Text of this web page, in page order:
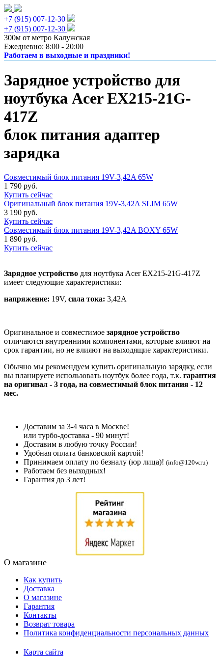
+7 (915) 007-12-30
+7 (915) 007-12-30
300м от метро Калужская
Ежедневно: 8:00 - 20:00
Работаем в выходные и праздники!
Зарядное устройство для
ноутбука Acer EX215-21G-
417Z
блок питания адаптер
зарядка
Совместимый блок питания 19V-3,42A 65W
1 790 руб.
Купить сейчас
Оригинальный блок питания 19V-3,42A SLIM 65W
3 190 руб.
Купить сейчас
Совместимый блок питания 19V-3,42A BOXY 65W
1 890 руб.
Купить сейчас
Зарядное устройство для ноутбука Acer EX215-21G-417Z
имеет следующие характеристики:
напряжение: 19V, сила тока: 3,42A
Оригинальное и совместимое зарядное устройство
отличаются внутренними компонентами, которые влияют на
срок гарантии, но не влияют на выходящие характеристики.
Обычно мы рекомендуем купить оригинальную зарядку, если
вы планируете использовать ноутбук более года, т.к. гарантия
на оригинал - 3 года, на совместимый блок питания - 12
мес.
Доставим за 3-4 часа в Москве!
или турбо-доставка - 90 минут!
Доставим в любую точку России!
Удобная оплата банковской картой!
Принимаем оплату по безналу (юр лица)! (info@120w.ru)
Работаем без выходных!
Гарантия до 3 лет!
О магазине
Как купить
Доставка
О магазине
Гарантия
Контакты
Возврат товара
Политика конфиденциальности персональных данных
Карта сайта